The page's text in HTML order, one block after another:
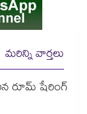
మరిన్ని వార్తలు
రూమ్ షేరింగ్‌